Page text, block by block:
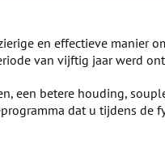
en effectieve manier
van vijftig jaar werd
een betere houding,
dat u tijdens